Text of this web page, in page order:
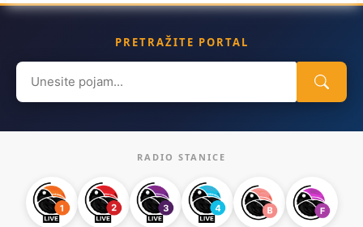
PRETRAŽITE PORTAL
Search
for:
RADIO STANICE